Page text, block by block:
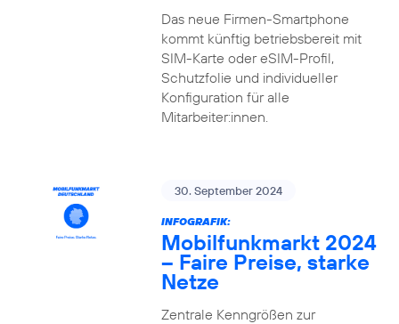
Das neue Firmen-Smartphone
kommt künftig betriebsbereit mit
SIM-Karte oder eSIM-Profil,
Schutzfolie und individueller
Konfiguration für alle
Mitarbeiter:innen.
30. September 2024
INFOGRAFIK:
Mobilfunkmarkt 2024
– Faire Preise, starke
Netze
Zentrale Kenngrößen zur